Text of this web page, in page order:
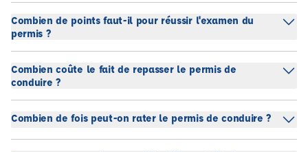
Combien de points faut-il pour réussir l'examen du
permis ?
Combien coûte le fait de repasser le permis de
conduire ?
Combien de fois peut-on rater le permis de conduire ?